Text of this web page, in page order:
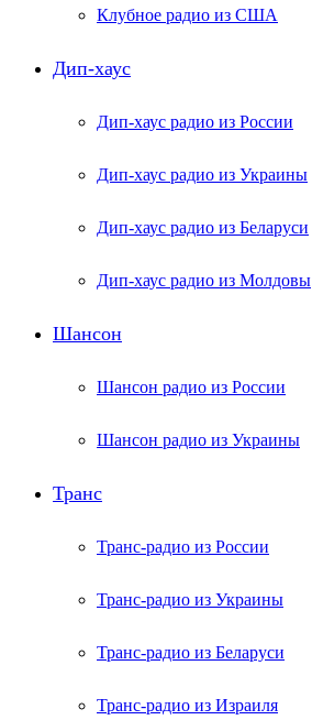
Клубное радио из США
Дип-хаус
Дип-хаус радио из России
Дип-хаус радио из Украины
Дип-хаус радио из Беларуси
Дип-хаус радио из Молдовы
Шансон
Шансон радио из России
Шансон радио из Украины
Транс
Транс-радио из России
Транс-радио из Украины
Транс-радио из Беларуси
Транс-радио из Израиля